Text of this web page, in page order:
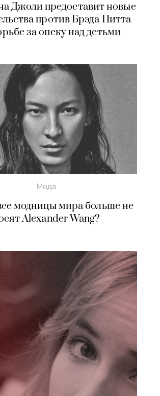
Джоли предоставит новые
против Брэда Питта
за опеку над детьми
Мода
модницы мира больше не
Alexander Wang?